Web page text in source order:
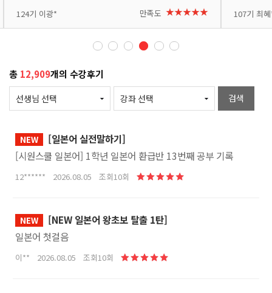
생님이 쉽고 재미있게 가르쳐 주셔서 배울수록 흥미가
붙고 있습니다. 다음 여행에서 꼭 써봐야지 하는 표현
이 나올 때마다 메모도 하고 복습도 하고 있습니다. 반
복해서 제 것으로 만들고 싶고, 시간도 아쉽지만 여러
고 있습니다. 열심히 공부해서 다음 일본 여행은 직접
소통하는 완벽한 자유여행으로 만들어 보겠습니다. 좋
은 강의 감사합니다!
124기 이광* 만족도 ★★★★★ 107기 최혜*
총 12,909개의 수강후기
검색
NEW
[일본어 실전말하기]
[시원스쿨 일본어] 1학년 일본어 환급반 13번째 공부 기록
12****** 2026.08.05 조회10회
NEW
[NEW 일본어 왕초보 탈출 1탄]
일본어 첫걸음
이** 2026.08.05 조회10회